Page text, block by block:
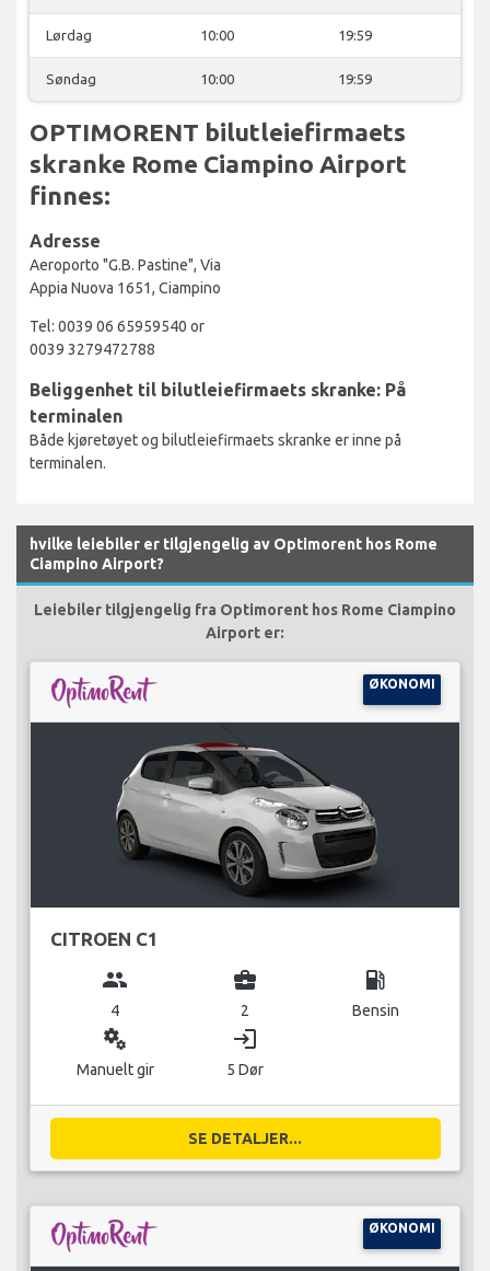
Lørdag 10:00 19:59
Søndag 10:00 19:59
OPTIMORENT bilutleiefirmaets
skranke Rome Ciampino Airport
finnes:
Adresse
Aeroporto "G.B. Pastine", Via
Appia Nuova 1651, Ciampino
Tel: 0039 06 65959540 or
0039 3279472788
Beliggenhet til bilutleiefirmaets skranke: På
terminalen
Både kjøretøyet og bilutleiefirmaets skranke er inne på
terminalen.
hvilke leiebiler er tilgjengelig av Optimorent hos Rome
Ciampino Airport?
Leiebiler tilgjengelig fra Optimorent hos Rome Ciampino
Airport er:
ØKONOMI
CITROEN C1
group
4
business_center
2
local_gas_station
Bensin
miscellaneous_services
Manuelt gir
login
5 Dør
SE DETALJER...
ØKONOMI